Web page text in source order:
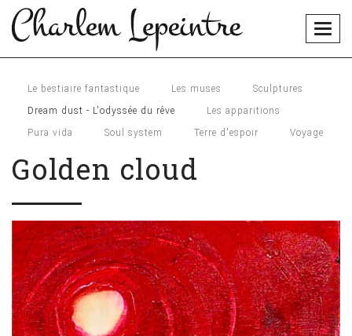
Le bestiaire fantastique Les muses
Sculptures
Dream dust - L'odyssée du rêve
Les apparitions
Pura vida
Soul system Terre d'espoir Voyage
Golden cloud